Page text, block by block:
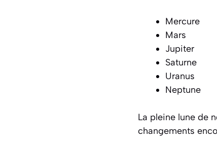
Mercure
Mars
Jupiter
Saturne
Uranus
Neptune
La pleine lune de
changements